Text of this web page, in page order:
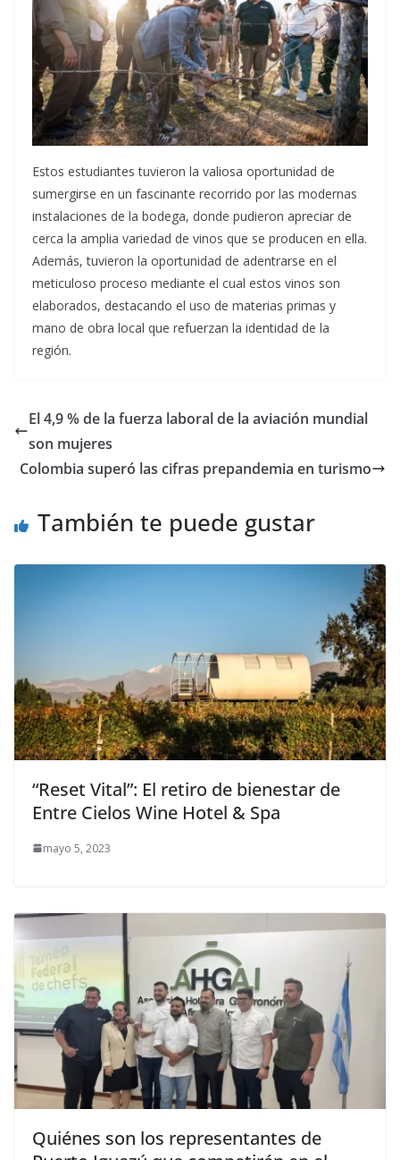
Estos estudiantes tuvieron la valiosa oportunidad de
sumergirse en un fascinante recorrido por las modernas
instalaciones de la bodega, donde pudieron apreciar de
cerca la amplia variedad de vinos que se producen en ella.
Además, tuvieron la oportunidad de adentrarse en el
meticuloso proceso mediante el cual estos vinos son
elaborados, destacando el uso de materias primas y
mano de obra local que refuerzan la identidad de la
región.
El 4,9 % de la fuerza laboral de la aviación mundial
son mujeres
Colombia superó las cifras prepandemia en turismo
También te puede gustar
“Reset Vital”: El retiro de bienestar de
Entre Cielos Wine Hotel & Spa
mayo 5, 2023
Quiénes son los representantes de